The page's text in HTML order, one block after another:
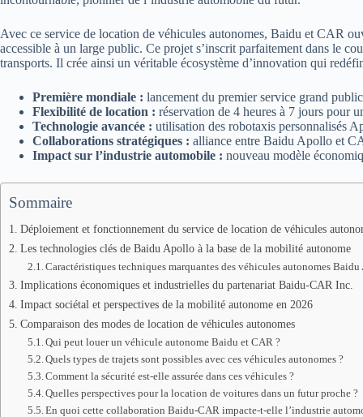
Avec ce service de location de véhicules autonomes, Baidu et CAR
accessible à un large public. Ce projet s’inscrit parfaitement dans le
transports. Il crée ainsi un véritable écosystème d’innovation qui
Première mondiale : lancement du premier service grand
Flexibilité de location : réservation de 4 heures à 7 jours pour
Technologie avancée : utilisation des robotaxis personnalisés
Collaborations stratégiques : alliance entre Baidu Apollo et
Impact sur l’industrie automobile : nouveau modèle
Sommaire
Déploiement et fonctionnement du service de location de véhicules
Les technologies clés de Baidu Apollo à la base de la mobilité autonome
Caractéristiques techniques marquantes des véhicules autonomes
Implications économiques et industrielles du partenariat Baidu-CAR Inc.
Impact sociétal et perspectives de la mobilité autonome en 2026
Comparaison des modes de location de véhicules autonomes
Qui peut louer un véhicule autonome Baidu et CAR ?
Quels types de trajets sont possibles avec ces véhicules autonomes ?
Comment la sécurité est-elle assurée dans ces véhicules ?
Quelles perspectives pour la location de voitures dans un futur proche ?
En quoi cette collaboration Baidu-CAR impacte-t-elle l’industrie